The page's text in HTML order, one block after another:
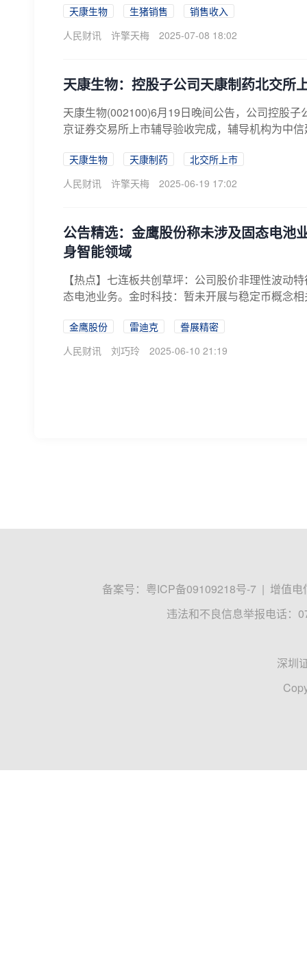
天康生物 生猪销售
销售收入
人民财讯
许擎天梅 2025-07-08 18:02
天康生物：控股子公司天康制药北交所
天康生物(002100)6月19日晚间公告，公司控股
京证券交易所上市辅导验收完成，辅导机构为中
天康生物 天康制药
北交所上市
人民财讯
许擎天梅 2025-06-19 17:02
公告精选：金鹰股份称未涉及固态电池
身智能领域
【热点】七连板共创草坪：公司股价非理性波动
态电池业务。金时科技：暂未开展与稳定币概念
金鹰股份 雷迪克
誊展精密
人民财讯
刘巧玲 2025-06-10 21:19
备案号： 粤ICP备09109218号-7 | 增值电
违法和不良信息举报电话：
深圳